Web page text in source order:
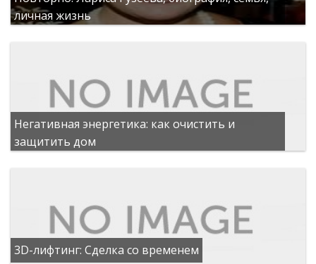
личная жизнь
Негативная энергетика: как очистить и
защитить дом
3D-лифтинг: Сделка со временем